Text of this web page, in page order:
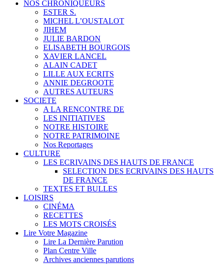
NOS CHRONIQUEURS
ESTER S.
MICHEL L’OUSTALOT
JIHEM
JULIE BARDON
ELISABETH BOURGOIS
XAVIER LANCEL
ALAIN CADET
LILLE AUX ECRITS
ANNIE DEGROOTE
AUTRES AUTEURS
SOCIETE
A LA RENCONTRE DE
LES INITIATIVES
NOTRE HISTOIRE
NOTRE PATRIMOINE
Nos Reportages
CULTURE
LES ECRIVAINS DES HAUTS DE FRANCE
SELECTION DES ECRIVAINS DES HAUTS
DE FRANCE
TEXTES ET BULLES
LOISIRS
CINÉMA
RECETTES
LES MOTS CROISÉS
Lire Votre Magazine
Lire La Dernière Parution
Plan Centre Ville
Archives anciennes parutions